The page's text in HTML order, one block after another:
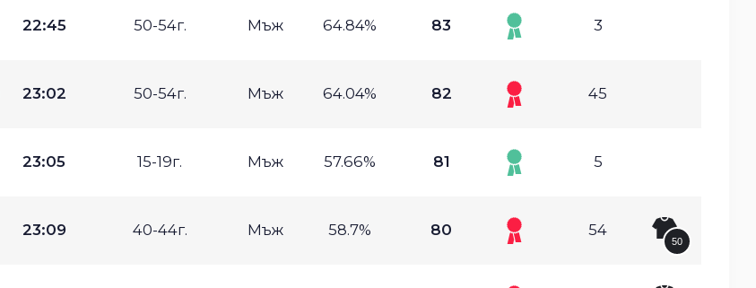
22:45 50-54г. Мъж 64.84% 83 3
23:02 50-54г. Мъж 64.04% 82 45
23:05 15-19г. Мъж 57.66% 81 5
23:09 40-44г. Мъж 58.7% 80 54
50